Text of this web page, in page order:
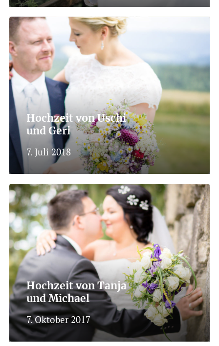
Hochzeit von Uschi
und Geri
7. Juli 2018
Hochzeit von Tanja
und Michael
7. Oktober 2017